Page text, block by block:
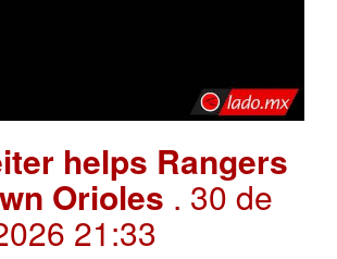
helps Rangers
Orioles . 30 de
21:33